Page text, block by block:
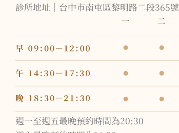
診所地址｜台中市南屯區黎明路二段365號
週一至週五最晚預約時間為20:30